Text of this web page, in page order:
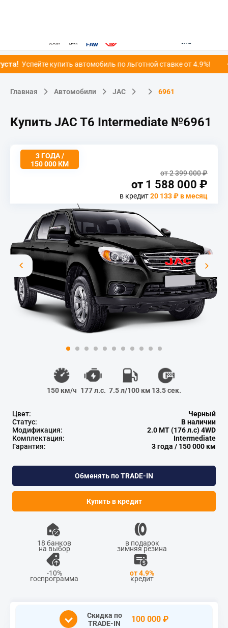
Успейте купить автомобиль по льготной ставке от 4.9%!
Главная Автомобили JAC 6961
Купить JAC T6 Intermediate №6961
3 ГОДА /
150 000 КМ
от 2 399 000 ₽
от 1 588 000 ₽
в кредит20 133 ₽ в месяц
150 км/ч 177 л.с. 7.5 л/100 км 13.5 сек.
Цвет:
Черный
Статус:
В наличии
Модификация:
2.0 MT (176 л.с) 4WD
Комплектация:
Intermediate
Гарантия:
3 года / 150 000 км
Обменять по TRADE-IN
Купить в кредит
18 банков
на выбор
в подарок
зимняя резина
-10%
госпрограмма
от 4.9%
кредит
Скидка по
TRADE-IN
100 000 ₽